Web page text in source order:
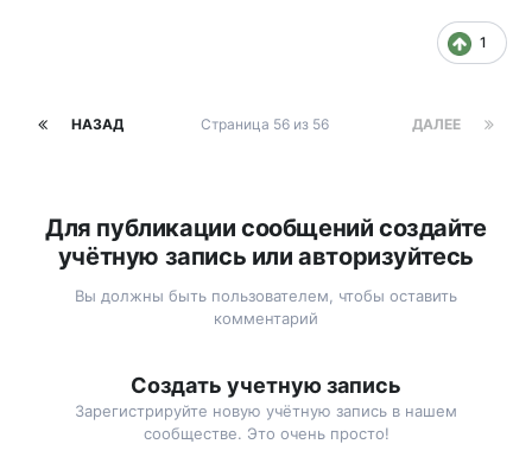
1
НАЗАД ДАЛЕЕ
Страница 56 из 56
Для публикации сообщений создайте
учётную запись или авторизуйтесь
Вы должны быть пользователем, чтобы оставить
комментарий
Создать учетную запись
Зарегистрируйте новую учётную запись в нашем
сообществе. Это очень просто!